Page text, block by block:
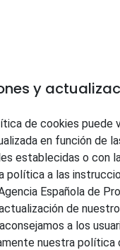
y
de cookies puede
en función de
establecidas o con
política a las
Española de
de
a los
nuestra política